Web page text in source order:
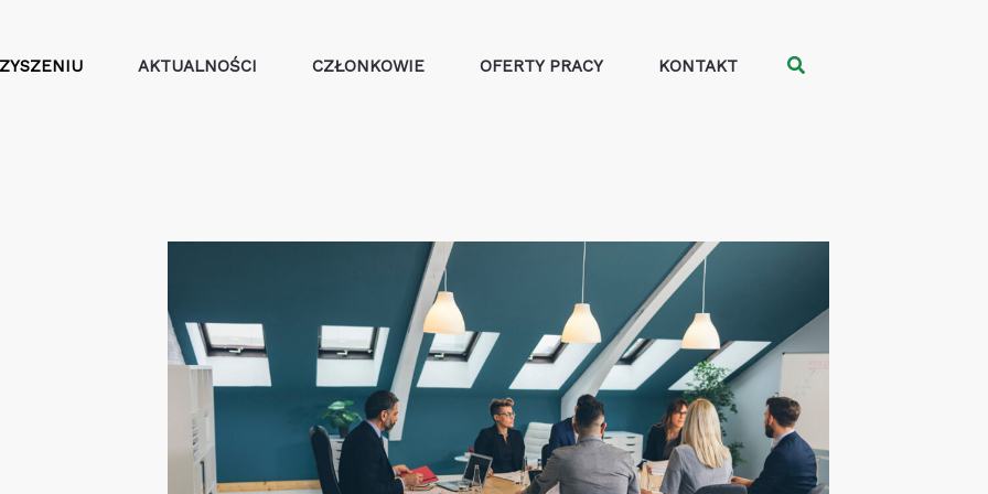
AKTUALNOŚCI CZŁONKOWIE OFERTY PRACY KONTAKT Szukaj